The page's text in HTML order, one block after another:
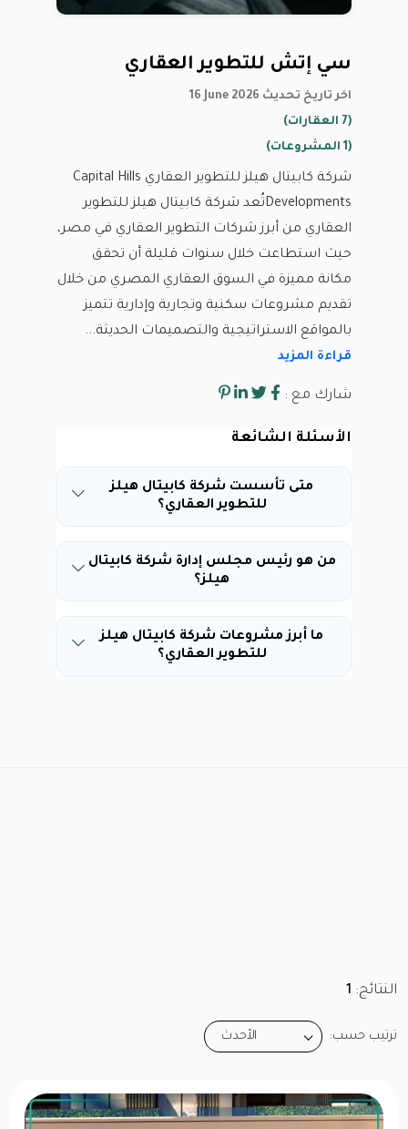
سي إتش للتطوير العقاري
16 June 2026 اخر تاريخ تحديث
(7 العقارات)
(1 المشروعات)
شركة كابيتال هيلز للتطوير العقاري Capital Hills
Developmentsتُعد شركة كابيتال هيلز للتطوير
العقاري من أبرز شركات التطوير العقاري في مصر،
حيث استطاعت خلال سنوات قليلة أن تحقق
مكانة مميزة في السوق العقاري المصري من خلال
تقديم مشروعات سكنية وتجارية وإدارية تتميز
بالمواقع الاستراتيجية والتصميمات الحديثة...
قراءة المزيد
شارك مع :
الأسئلة الشائعة
متى تأسست شركة كابيتال هيلز
للتطوير العقاري؟
من هو رئيس مجلس إدارة شركة كابيتال
هيلز؟
ما أبرز مشروعات شركة كابيتال هيلز
للتطوير العقاري؟
النتائج: 1
ترتيب حسب: الأحدث